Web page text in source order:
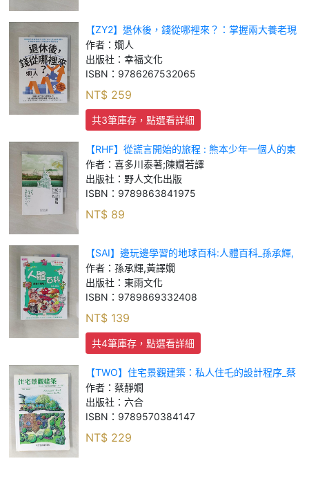
【ZY2】退休後，錢從哪裡來？：掌握兩大養老現
金流，搭配「4%比例」花費原則，打敗未來高齡
化又高通膨的財務計畫_嫺人
作者： 嫺人
出版社： 幸福文化
ISBN： 9786267532065
NT$ 259
共3筆庫存，點選看詳細
【RHF】從謊言開始的旅程 : 熊本少年一個人的東
京修業旅行_喜多川泰著; 陳嫺若譯
作者： 喜多川泰著;陳嫺若譯
出版社： 野人文化出版
ISBN： 9789863841975
NT$ 89
【SAI】邊玩邊學習的地球百科:人體百科_孫承輝,
黃譯嫺
作者： 孫承輝,黃譯嫺
出版社： 東雨文化
ISBN： 9789869332408
NT$ 139
共4筆庫存，點選看詳細
【TWO】住宅景觀建築：私人住乇的設計程序_蔡
靜嫺
作者： 蔡靜嫺
出版社： 六合
ISBN： 9789570384147
NT$ 229